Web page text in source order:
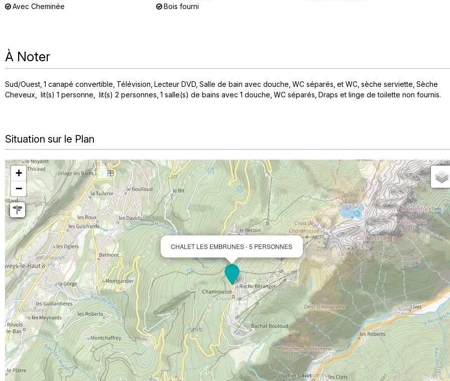
Avec Cheminée
Bois fourni
À Noter
Sud/Ouest 1 canapé convertible Télévision Lecteur DVD Salle de bain avec douche WC séparés et WC sèche serviette Sèche
Cheveux
lit(s) 1 personne lit(s) 2 personnes 1 salle(s) de bains avec 1 douche WC séparés Draps et linge de toilette non fournis
Situation sur le Plan
CHALET LES EMBRUNES - 5 PERSONNES
+
−